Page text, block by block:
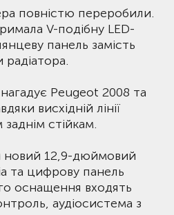
повністю переробили.
V-подібну LED-
панель замість
радіатора.
Peugeot 2008 та
висхідній лінії
стійкам.
новий 12,9-дюймовий
та цифрову панель
оснащення входять
аудіосистема з